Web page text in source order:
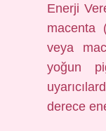
Enerji
macenta
veya
yoğun
derece